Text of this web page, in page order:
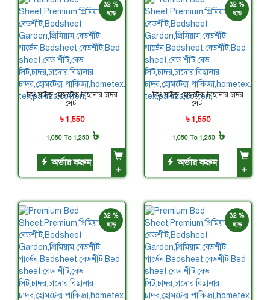
32 %
ছাড়
কিং সাইজ হোমটেক্স বিছানার চাদর
সেট।
৳ 1,550
1,050 To 1,250৳
অর্ডার করুন
+
32 %
ছাড়
কিং সাইজ হোমটেক্স বিছানার চাদর
সেট।
৳ 1,550
1,050 To 1,250৳
অর্ডার করুন
+
32 %
ছাড়
32 %
ছাড়